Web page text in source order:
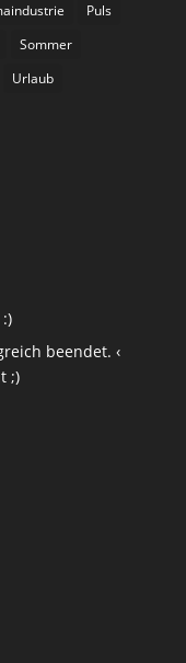
Puls
Sommer
Urlaub
beendet. ‹
;)